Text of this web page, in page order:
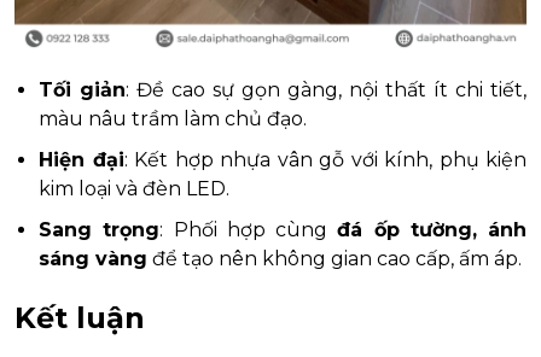
Tối giản: Đề cao sự gọn gàng, nội thất ít chi tiết,
màu nâu trầm làm chủ đạo.
Hiện đại: Kết hợp nhựa vân gỗ với kính, phụ kiện
kim loại và đèn LED.
Sang trọng: Phối hợp cùngđá ốp tường, ánh
sáng vàng để tạo nên không gian cao cấp, ấm áp.
Kết luận